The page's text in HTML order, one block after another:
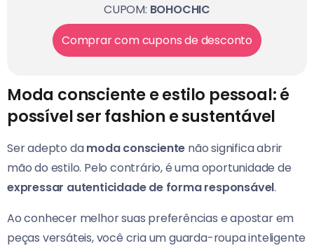
CUPOM: BOHOCHIC
Comprar com cupons de desconto
Moda consciente e estilo pessoal: é
possível ser fashion e sustentável
Ser adepto damoda consciente não significa abrir
mão do estilo. Pelo contrário, é uma oportunidade de
expressar autenticidade de forma responsável.
Ao conhecer melhor suas preferências e apostar em
peças versáteis, você cria um guarda-roupa inteligente